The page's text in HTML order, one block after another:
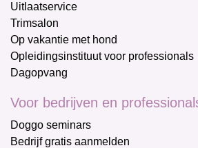
Uitlaatservice
Trimsalon
Op vakantie met hond
Opleidingsinstituut voor professionals
Dagopvang
Voor bedrijven en
Doggo seminars
Bedrijf gratis aanmelden